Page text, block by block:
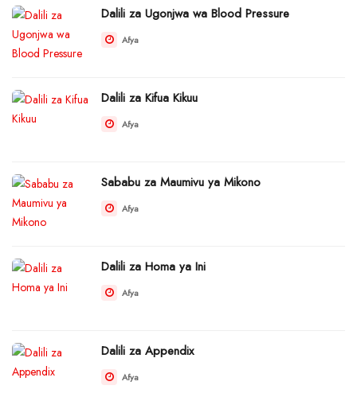
Dalili za Ugonjwa wa Blood Pressure
Afya
Dalili za Kifua Kikuu
Afya
Sababu za Maumivu ya Mikono
Afya
Dalili za Homa ya Ini
Afya
Dalili za Appendix
Afya